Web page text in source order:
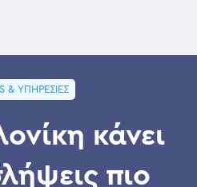
& ΥΠΗΡΕΣΊΕΣ
κάνει
πιο